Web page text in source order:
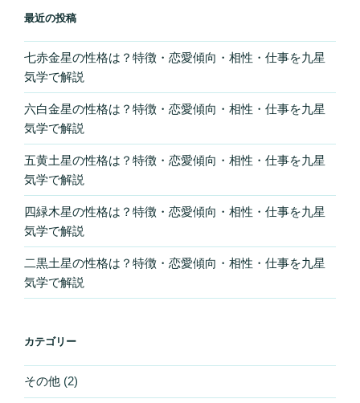
最近の投稿
七赤金星の性格は？特徴・恋愛傾向・相性・仕事を九星
気学で解説
六白金星の性格は？特徴・恋愛傾向・相性・仕事を九星
気学で解説
五黄土星の性格は？特徴・恋愛傾向・相性・仕事を九星
気学で解説
四緑木星の性格は？特徴・恋愛傾向・相性・仕事を九星
気学で解説
二黒土星の性格は？特徴・恋愛傾向・相性・仕事を九星
気学で解説
カテゴリー
その他 (2)